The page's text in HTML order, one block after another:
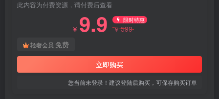
此内容为付费资源，请付费后查看
￥ 9.9 限时特惠
￥599
轻奢会员 免费
立即购买
您当前未登录！建议登陆后购买，可保存购买订单